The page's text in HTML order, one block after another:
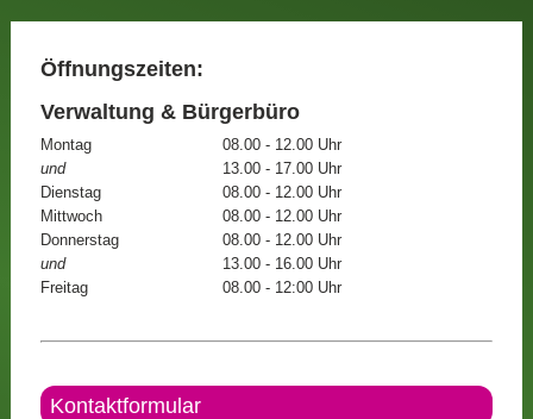
Öffnungszeiten:
Verwaltung & Bürgerbüro
Montag
08.00 - 12.00 Uhr
und
13.00 - 17.00 Uhr
Dienstag
08.00 - 12.00 Uhr
Mittwoch
08.00 - 12.00 Uhr
Donnerstag
08.00 - 12.00 Uhr
und
13.00 - 16.00 Uhr
Freitag
08.00 - 12:00 Uhr
Kontaktformular